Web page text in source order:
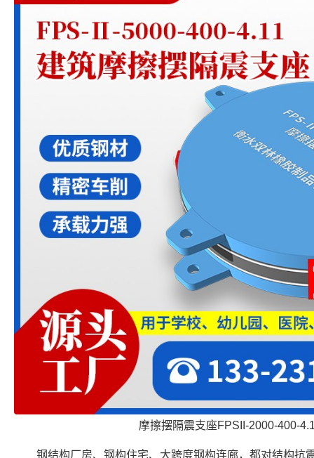
摩擦摆隔震支座FPSII-2000-400-
钢结构厂房、钢构住宅、大跨度钢构连廊，都对结构抗